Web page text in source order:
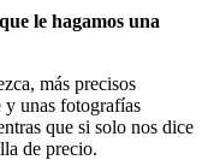
le hagamos una
más precisos
y unas fotografías
que si solo nos dice
de precio.